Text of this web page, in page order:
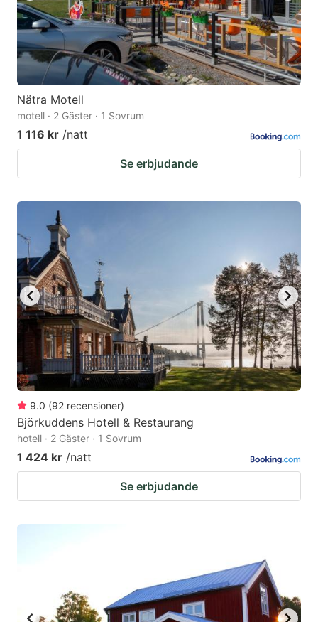
Nätra Motell
motell · 2 Gäster · 1 Sovrum
1 116 kr /natt
Se erbjudande
9.0 (92 recensioner)
Björkuddens Hotell & Restaurang
hotell · 2 Gäster · 1 Sovrum
1 424 kr /natt
Se erbjudande